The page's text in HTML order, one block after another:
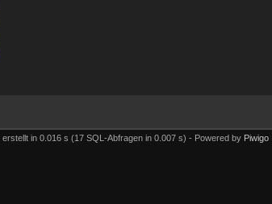
erstellt in 0.016 s (17 SQL-Abfragen in 0.007 s) - Powered by Piwigo